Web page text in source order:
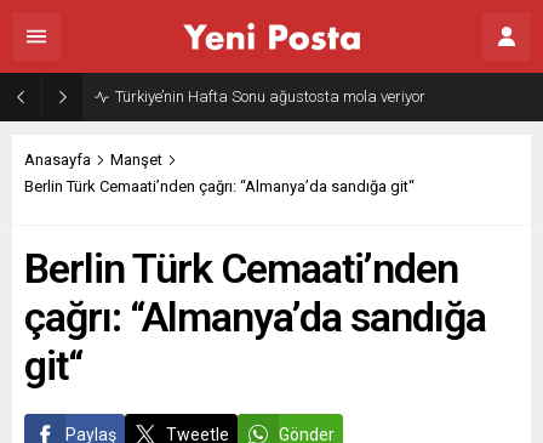
Türkiye’nin Hafta Sonu ağustosta mola veriyor
Anasayfa
Manşet
Berlin Türk Cemaati’nden çağrı: “Almanya’da sandığa git“
Berlin Türk Cemaati’nden
çağrı: “Almanya’da sandığa
git“
Paylaş Tweetle Gönder